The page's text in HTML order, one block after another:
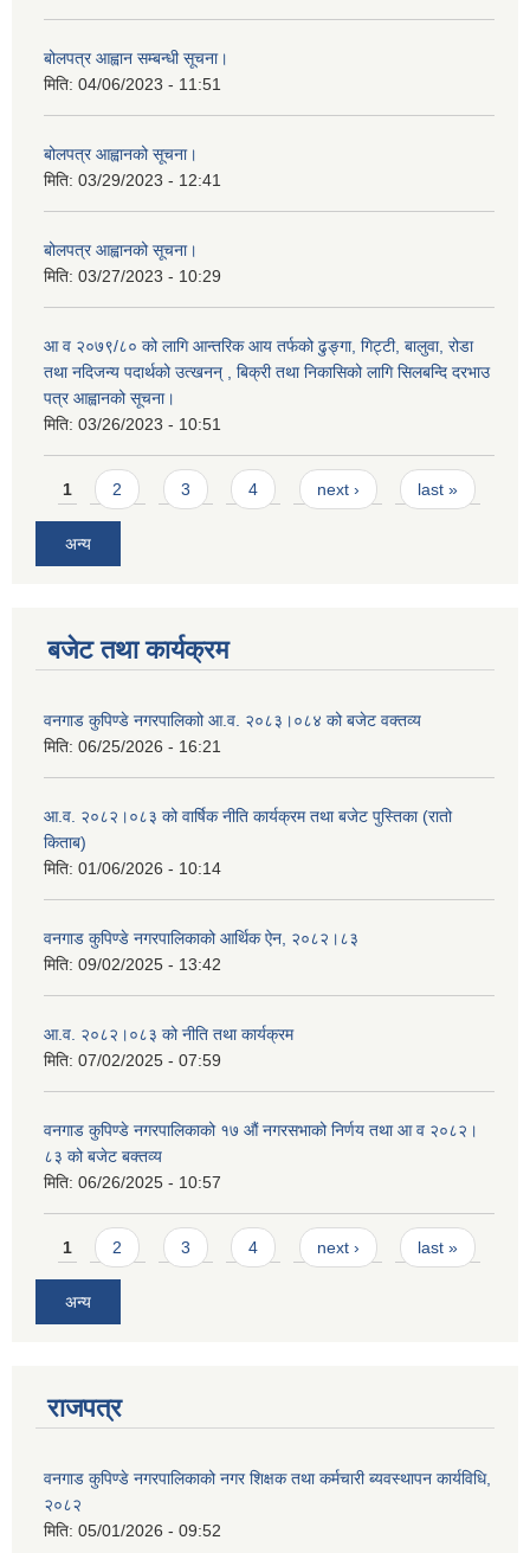
बोलपत्र आह्वान सम्बन्धी सूचना।
मिति: 04/06/2023 - 11:51
बोलपत्र आह्वानको सूचना।
मिति: 03/29/2023 - 12:41
बोलपत्र आह्वानको सूचना।
मिति: 03/27/2023 - 10:29
आ व २०७९/८० को लागि आन्तरिक आय तर्फको ढुङ्गा, गिट्टी, बालुवा, रोडा
तथा नदिजन्य पदार्थको उत्खनन् , बिक्री तथा निकासिको लागि सिलबन्दि दरभाउ
पत्र आह्वानको सूचना।
मिति: 03/26/2023 - 10:51
Pages
1 2 3 4 next › last »
अन्य
बजेट तथा कार्यक्रम
वनगाड कुपिण्डे नगरपालिकाो आ.व. २०८३।०८४ को बजेट वक्तव्य
मिति: 06/25/2026 - 16:21
आ.व. २०८२।०८३ को वार्षिक नीति कार्यक्रम तथा बजेट पुस्तिका (रातो
किताब)
मिति: 01/06/2026 - 10:14
वनगाड कुपिण्डे नगरपालिकाको आर्थिक ऐन, २०८२।८३
मिति: 09/02/2025 - 13:42
आ.व. २०८२।०८३ को नीति तथा कार्यक्रम
मिति: 07/02/2025 - 07:59
वनगाड कुपिण्डे नगरपालिकाको १७ ‍औं नगरसभाको निर्णय तथा आ व २०८२।
८३ को बजेट बक्तव्य
मिति: 06/26/2025 - 10:57
Pages
1 2 3 4 next › last »
अन्य
राजपत्र
वनगाड कुपिण्डे नगरपालिकाको नगर शिक्षक तथा कर्मचारी ब्यवस्थापन कार्यविधि,
२०८२
मिति: 05/01/2026 - 09:52